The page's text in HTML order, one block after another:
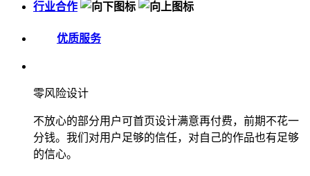
行业合作
优质服务
零风险设计
不放心的部分用户可首页设计满意再付费，前期不花一
分钱。我们对用户足够的信任，对自己的作品也有足够
的信心。